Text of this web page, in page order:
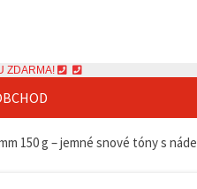
ZDARMA!
150 g – jemné snové tóny s